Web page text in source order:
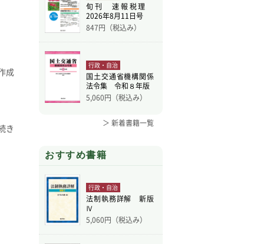
成
き
旬刊 速報税理
2026年8月11日号
847円（税込み）
行政・自治
国土交通省機構関係
法令集 令和８年版
5,060円（税込み）
＞ 新着書籍一覧
おすすめ書籍
行政・自治
法制執務詳解 新版
Ⅳ
5,060円（税込み）